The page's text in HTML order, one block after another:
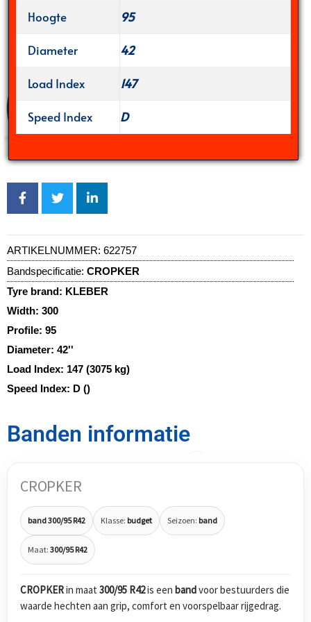
Hoogte
95
Diameter
42
Load Index
147
Speed Index
D
ARTIKELNUMMER: 622757
Bandspecificatie: CROPKER
Tyre brand: KLEBER
Width: 300
Profile: 95
Diameter: 42''
Load Index: 147 (3075 kg)
Speed Index: D ()
Banden informatie
CROPKER
band 300/95 R42 Klasse: budget Seizoen: band
Maat: 300/95 R42
CROPKERin maat 300/95 R42is een bandvoor bestuurders die
waarde hechten aan grip, comfort en voorspelbaar rijgedrag.